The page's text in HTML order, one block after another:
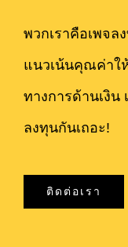
พวกเราคือเพจล
แนวเน้นคุณค่าใ
ทางการด้านเงิ
ลงทุนกันเถอะ!
ติดต่อเรา